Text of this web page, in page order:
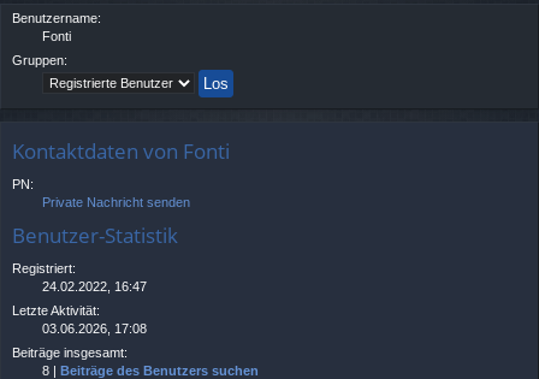
ug
rif
Benutzername:
Fonti
Gruppen:
Kontaktdaten von Fonti
PN:
Private Nachricht senden
Benutzer-Statistik
Registriert:
24.02.2022, 16:47
Letzte Aktivität:
03.06.2026, 17:08
Beiträge insgesamt:
8 | Beiträge des Benutzers suchen